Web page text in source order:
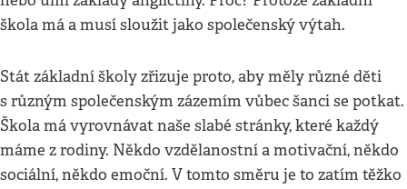
škola má a musí sloužit jako společenský výtah.
Stát základní školy zřizuje proto, aby měly různé děti
s různým společenským zázemím vůbec šanci se potkat.
Škola má vyrovnávat naše slabé stránky, které každý
máme z rodiny. Někdo vzdělanostní a motivační, někdo
sociální, někdo emoční. V tomto směru je to zatím těžko